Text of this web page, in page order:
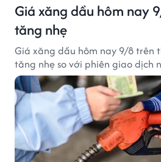
Giá xăng dầu hôm nay
tăng nhẹ
Giá xăng dầu hôm nay 9/8
tăng nhẹ so với phiên giao dịch